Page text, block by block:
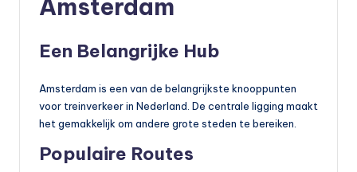
Amsterdam
Een Belangrijke Hub
Amsterdam is een van de belangrijkste knooppunten
voor treinverkeer in Nederland. De centrale ligging maakt
het gemakkelijk om andere grote steden te bereiken.
Populaire Routes